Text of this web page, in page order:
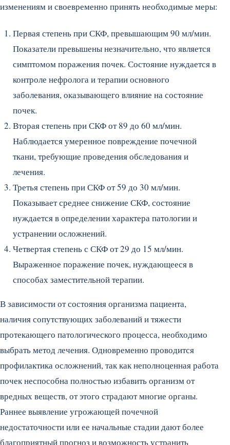
изменениям и своевременно принять необходимые меры:
Первая степень при СКФ, превышающим 90 мл/мин.
Показатели превышены незначительно, что является
симптомом поражения почек. Состояние нуждается в
контроле нефролога и терапии основного
заболевания, оказывающего влияние на состояние
почек.
Вторая степень при СКФ от 89 до 60 мл/мин.
Наблюдается умеренное повреждение почечной
ткани, требующие проведения обследования и
лечения.
Третья степень при СКФ от 59 до 30 мл/мин.
Показывает среднее снижение СКФ, состояние
нуждается в определении характера патологии и
устранении осложнений.
Четвертая степень с СКФ от 29 до 15 мл/мин.
Выраженное поражение почек, нуждающееся в
способах заместительной терапии.
В зависимости от состояния организма пациента,
наличия сопутствующих заболеваний и тяжести
протекающего патологического процесса, необходимо
выбрать метод лечения. Одновременно проводится
профилактика осложнений, так как неполноценная работа
почек неспособна полностью избавить организм от
вредных веществ, от этого страдают многие органы.
Раннее выявление угрожающей почечной
недостаточности или ее начальные стадии дают более
благоприятный прогноз и возможность устранить